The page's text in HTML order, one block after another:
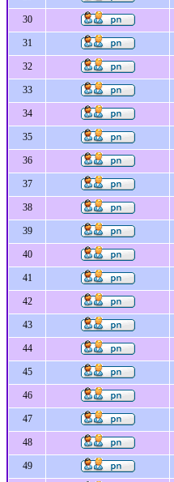
30
31
32
33
34
35
36
37
38
39
40
41
42
43
44
45
46
47
48
49